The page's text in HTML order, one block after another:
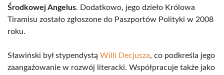
Środkowej Angelus. Dodatkowo, jego dzieło Królowa
Tiramisu zostało zgłoszone do Paszportów Polityki w 2008
roku.
Sławiński był stypendystą Willi Decjusza, co podkreśla jego
zaangażowanie w rozwój literacki. Współpracuje także jako